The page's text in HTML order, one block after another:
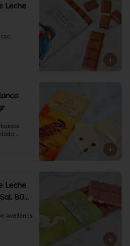
Leche
y
un perfil
Leche
80
Avellanas